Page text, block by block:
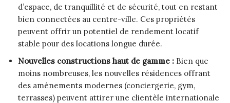
d’espace, de tranquillité et de sécurité, tout en restant
bien connectées au centre-ville. Ces propriétés
peuvent offrir un potentiel de rendement locatif
stable pour des locations longue durée.
Nouvelles constructions haut de gamme : Bien que
moins nombreuses, les nouvelles résidences offrant
des aménements modernes (conciergerie, gym,
terrasses) peuvent attirer une clientèle internationale